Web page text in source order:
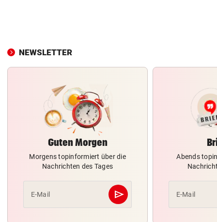
NEWSLETTER
Guten Morgen
Morgens topinformiert über die
Nachrichten des Tages
E-Mail send
Abschicken
Abends
E-Mail